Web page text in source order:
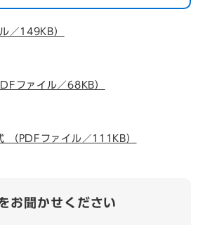
／149KB）
ファイル／68KB）
（PDFファイル／111KB）
お聞かせください